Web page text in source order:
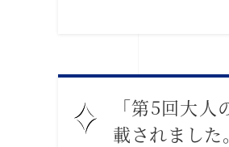
「第5回大
載されました。